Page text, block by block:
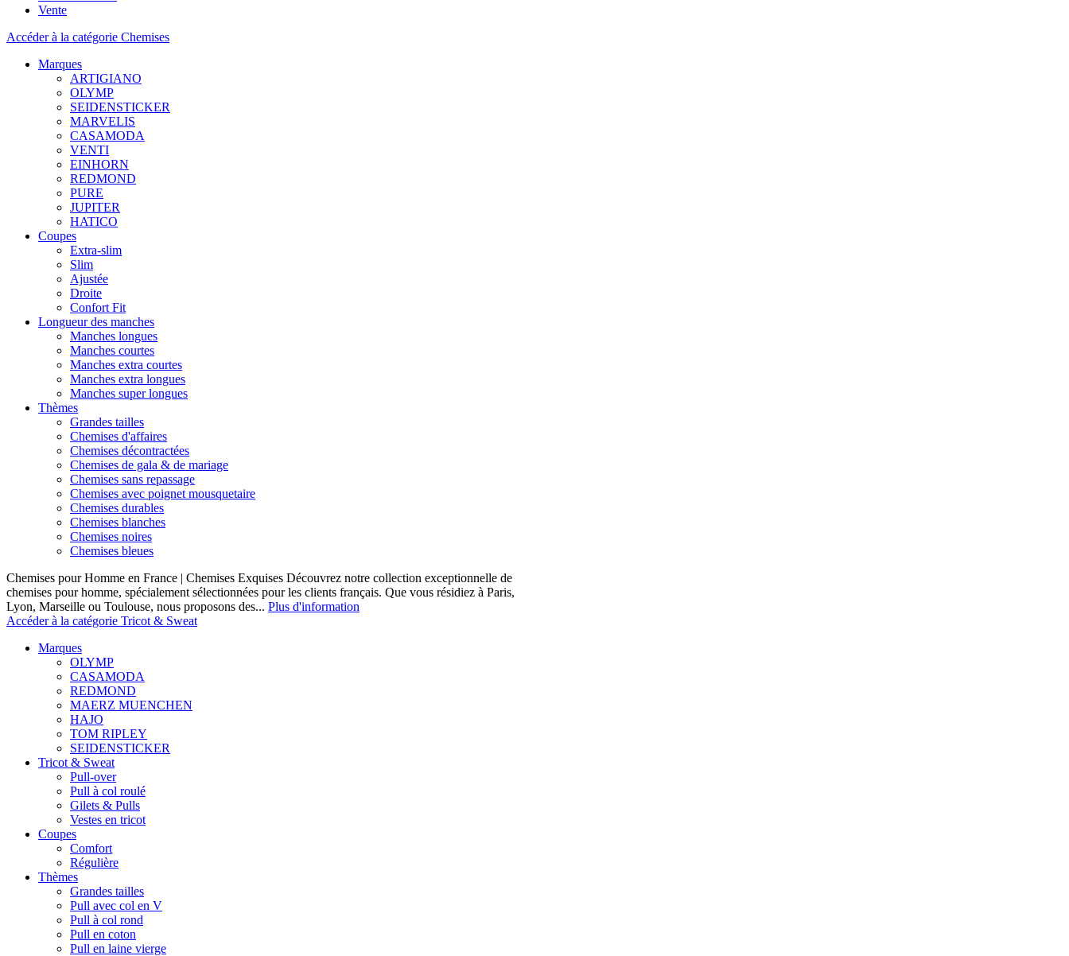
Vente
Accéder à la catégorie Chemises
Marques
ARTIGIANO
OLYMP
SEIDENSTICKER
MARVELIS
CASAMODA
VENTI
EINHORN
REDMOND
PURE
JUPITER
HATICO
Coupes
Extra-slim
Slim
Ajustée
Droite
Confort Fit
Longueur des manches
Manches longues
Manches courtes
Manches extra courtes
Manches extra longues
Manches super longues
Thèmes
Grandes tailles
Chemises d'affaires
Chemises décontractées
Chemises de gala & de mariage
Chemises sans repassage
Chemises avec poignet mousquetaire
Chemises durables
Chemises blanches
Chemises noires
Chemises bleues
Chemises pour Homme en France | Chemises Exquises Découvrez notre collection exceptionnelle de
chemises pour homme, spécialement sélectionnées pour les clients français. Que vous résidiez à Paris,
Lyon, Marseille ou Toulouse, nous proposons des... Plus d'information
Accéder à la catégorie Tricot & Sweat
Marques
OLYMP
CASAMODA
REDMOND
MAERZ MUENCHEN
HAJO
TOM RIPLEY
SEIDENSTICKER
Tricot & Sweat
Pull-over
Pull à col roulé
Gilets & Pulls
Vestes en tricot
Coupes
Comfort
Régulière
Thèmes
Grandes tailles
Pull avec col en V
Pull à col rond
Pull en coton
Pull en laine vierge